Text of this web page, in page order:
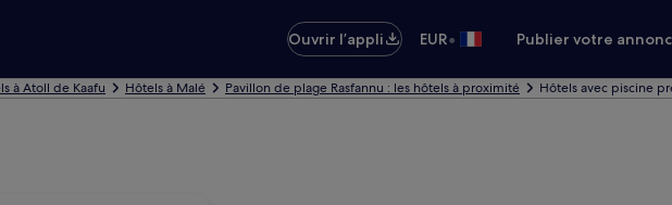
Ouvrir l’appli
EUR• Publier votre
à Atoll de Kaafu Hôtels à Malé Pavillon de plage Rasfannu : les hôtels à proximité Hôtels avec piscine